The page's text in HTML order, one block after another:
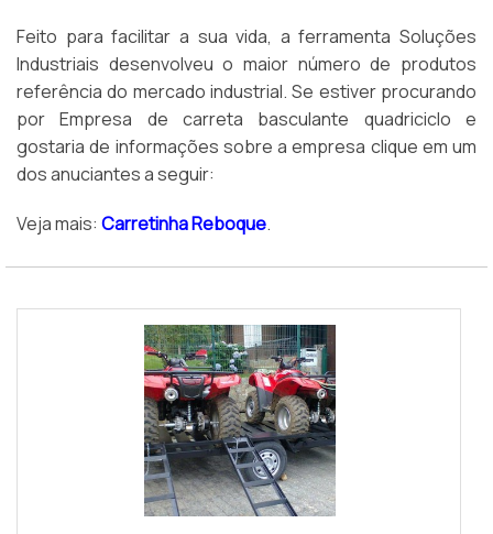
Feito para facilitar a sua vida, a ferramenta Soluções
Industriais desenvolveu o maior número de produtos
referência do mercado industrial. Se estiver procurando
por Empresa de carreta basculante quadriciclo e
gostaria de informações sobre a empresa clique em um
dos anuciantes a seguir:
Veja mais: Carretinha Reboque.